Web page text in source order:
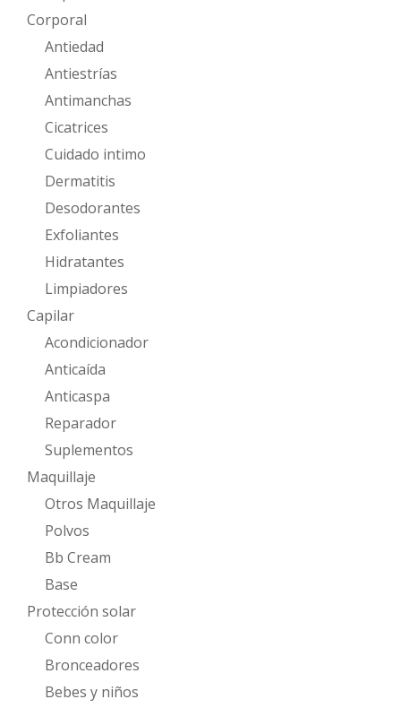
Corporal
Antiedad
Antiestrías
Antimanchas
Cicatrices
Cuidado intimo
Dermatitis
Desodorantes
Exfoliantes
Hidratantes
Limpiadores
Capilar
Acondicionador
Anticaída
Anticaspa
Reparador
Suplementos
Maquillaje
Otros Maquillaje
Polvos
Bb Cream
Base
Protección solar
Conn color
Bronceadores
Bebes y niños